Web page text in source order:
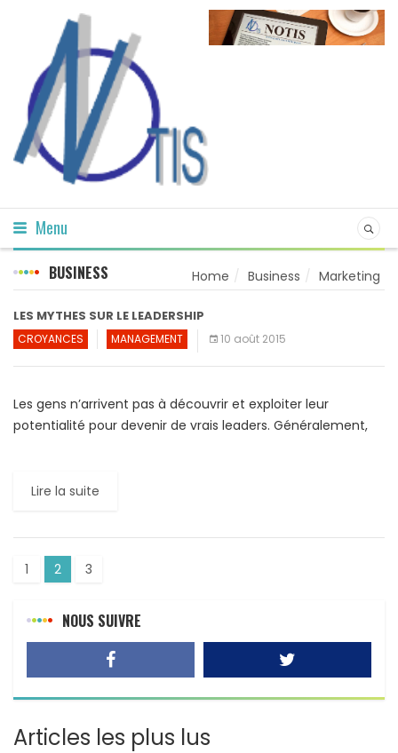
Menu
BUSINESS Home Business Marketing
LES MYTHES SUR LE LEADERSHIP
CROYANCES MANAGEMENT 10 août 2015
Les gens n’arrivent pas à découvrir et exploiter leur
potentialité pour devenir de vrais leaders. Généralement,
Lire la suite
1 2 3
NOUS SUIVRE
Articles les plus lus